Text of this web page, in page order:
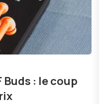
: le coup